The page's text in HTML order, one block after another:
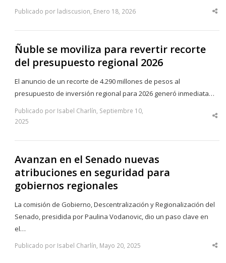
Publicado por ladiscusion, Enero 18, 2026
Ñuble se moviliza para revertir recorte
del presupuesto regional 2026
El anuncio de un recorte de 4.290 millones de pesos al
presupuesto de inversión regional para 2026 generó inmediata…
Publicado por Isabel Charlín, Septiembre 10,
2025
Avanzan en el Senado nuevas
atribuciones en seguridad para
gobiernos regionales
La comisión de Gobierno, Descentralización y Regionalización del
Senado, presidida por Paulina Vodanovic, dio un paso clave en
el…
Publicado por Isabel Charlín, Mayo 20, 2025